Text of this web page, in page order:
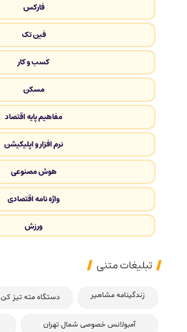
فارکس
فین تک
کسب و کار
مسکن
مفاهیم پایه اقتصاد
نرم افزار و اپلیکیشن
هوش مصنوعی
واژه نامه اقتصادی
ورزش
تبلیغات متنی
زندگینامه مشاهیر دستگاه مته تیز کن
آمبولانس خصوصی شمال تهران